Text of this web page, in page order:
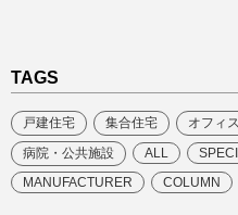
TAGS
戸建住宅 集合住宅 オフィス
病院・公共施設
ALL
MANUFACTURER
COLUMN